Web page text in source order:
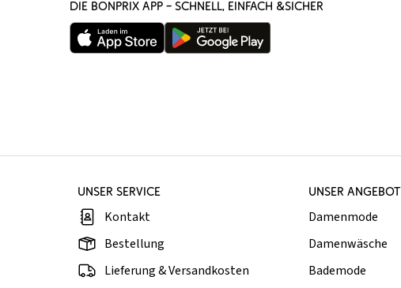
DIE BONPRIX APP – SCHNELL, EINFACH &SICHER
UNSER SERVICE
Kontakt
Bestellung
Lieferung & Versandkosten
UNSER ANGEBOT
Damenmode
Damenwäsche
Bademode